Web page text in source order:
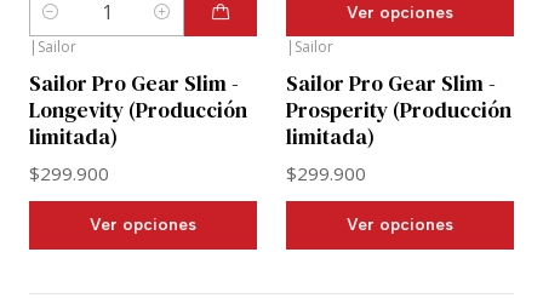
Cantidad
Ver opciones
Sailor
Sailor Pro Gear Slim -
Longevity (Producción
limitada)
$299.900
Ver opciones
Sailor
Sailor Pro Gear Slim -
Prosperity (Producción
limitada)
$299.900
Ver opciones